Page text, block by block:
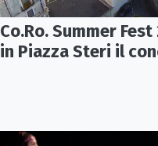
Co.Ro. Summer
in Piazza Steri il
le hit degli anni
l'Orchestra